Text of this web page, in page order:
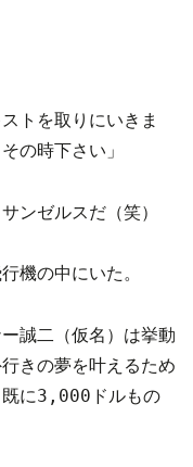
トを取りにいきま
の時下さい」
ンゼルスだ（笑）
機の中にいた。
誠二（仮名） は挙動
きの夢を叶えるため
既に3,000ドルもの